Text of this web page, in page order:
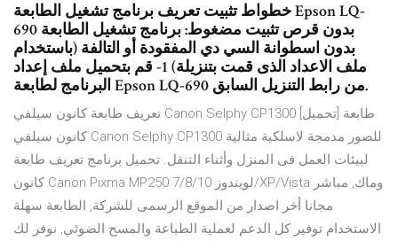
خطواط تثبيت تعريف برنامج تشغيل الطابعة Epson LQ-
690 بدون قرص تثبيت مضغوط: برنامج تشغيل الطابعة
بدون اسطوانة السي دي المفقودة أو التالفة (باستخدام
ملف الاعداد الذى قمت بتنزيلة) 1- قم بتحميل ملف إعداد
البرنامج لطابعة Epson LQ-690 من رابط التنزيل السابق.
تعريف طابعة كانون سيلفي Canon Selphy CP1300 [تحميل] طابعة
كانون سيلفي Canon Selphy CP1300 للصور مدمجة لاسلكية مثالية
لبيئات العمل فى المنزل وأثناء التنقل. تحميل برنامج تعريف طابعة
كانون Canon Pixma MP250 لويندوز 7/8/10/XP/Vista وماك, مباشر
مجانا أخر اصدار من الموقع الرسمى للشركة, الطابعة سهلة
الاستخدام توفير كل الدعم لعملية الطباعة والمسح الضوئي, نوفر لك